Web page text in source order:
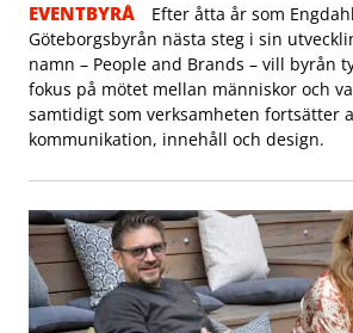
EVENTBYRÅ
Efter åtta år som
Göteborgsbyrån nästa steg i sin
namn – People and Brands – vill byrån
fokus på mötet mellan människor och
samtidigt som verksamheten fortsätter
kommunikation, innehåll och design.